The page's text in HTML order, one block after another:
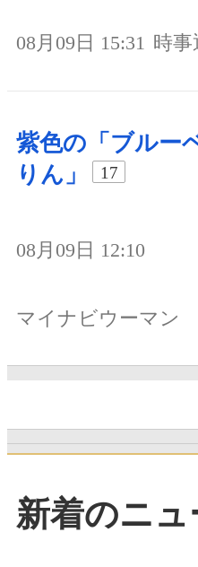
08月09日 15:31 時事
紫色の「ブルー
りん」
17
08月09日 12:10
マイナビウーマン
新着のニュ